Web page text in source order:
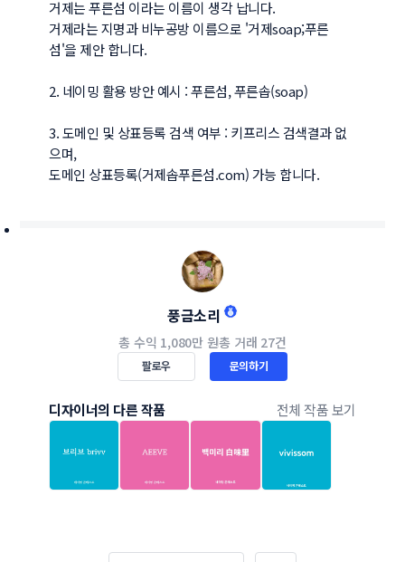
거제는 푸른섬 이라는 이름이 생각 납니다.
거제라는 지명과 비누공방 이름으로 '거제soap;푸른
섬'을 제안 합니다.
2. 네이밍 활용 방안 예시 : 푸른섬, 푸른솝(soap)
3. 도메인 및 상표등록 검색 여부 : 키프리스 검색결과 없
으며,
풍금소리
총 수익 1,080만 원총 거래 27건
팔로우 문의하기
디자이너의 다른 작품 전체 작품 보기